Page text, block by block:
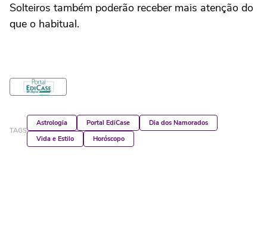
Solteiros também poderão receber mais atenção do
que o habitual.
TAGS
Astrologia Portal EdiCase
Dia dos Namorados
Vida e Estilo
Horóscopo